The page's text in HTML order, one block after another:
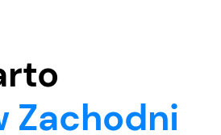
Zachodni